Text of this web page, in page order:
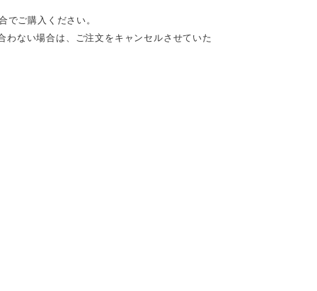
ご購入ください。
ない場合は、ご注文をキャンセルさせていた